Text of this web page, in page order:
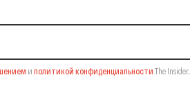
и политикой конфиденциальности The Insider,